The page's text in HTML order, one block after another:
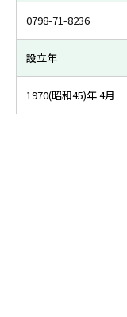
0798-71-8236
設立年
1970(昭和45)年 4月